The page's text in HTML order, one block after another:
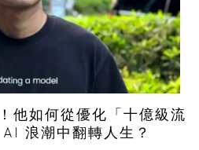
他如何從優化「十億級流
浪潮中翻轉人生？